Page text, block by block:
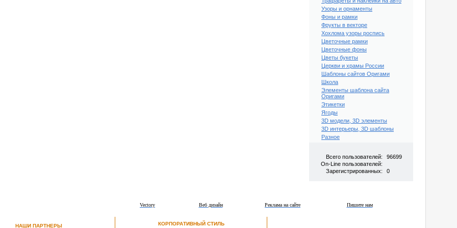
Узоры и орнаменты
Фоны и рамки
Фрукты в векторе
Хохлома узоры роспись
Цветочные рамки
Цветочные фоны
Цветы букеты
Церкви и храмы России
Шаблоны сайтов Оригами
Школа
Элементы шаблона сайта
Оригами
Этикетки
Ягоды
3D модели, 3D элементы
3D интерьеры, 3D шаблоны
Разное
Всего пользователей:
96699
On-Line пользователей:
Зарегистрированных:
0
Пишите нам
Реклама на сайте
Веб дизайн
Vectory
НАШИ ПАРТНЕРЫ КОРПОРАТИВНЫЙ СТИЛЬ